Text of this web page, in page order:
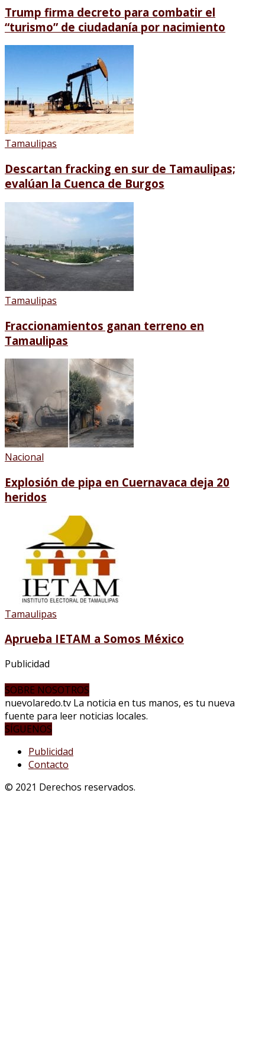
Trump firma decreto para combatir el
“turismo” de ciudadanía por nacimiento
Tamaulipas
Descartan fracking en sur de Tamaulipas;
evalúan la Cuenca de Burgos
Tamaulipas
Fraccionamientos ganan terreno en
Tamaulipas
Nacional
Explosión de pipa en Cuernavaca deja 20
heridos
Tamaulipas
Aprueba IETAM a Somos México
Publicidad
SOBRE NOSOTROS
nuevolaredo.tv La noticia en tus manos, es tu nueva
fuente para leer noticias locales.
SÍGUENOS
Publicidad
Contacto
© 2021 Derechos reservados.